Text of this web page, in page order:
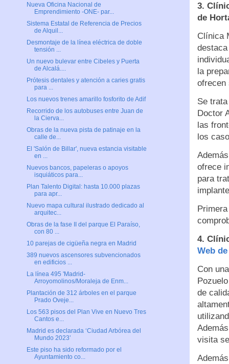
3.
de
Clínica
la
ofrecen
Se
Doctor
las
los
ofrece
para
4.
Web
Con
de
visita
Nueva Oficina Nacional de
Emprendimiento -ONE- par...
Sistema Estatal de Referencia de Precios
de Alquil...
Desmontaje de la línea eléctrica de doble
tensión ...
Un nuevo bulevar entre Cibeles y Puerta
de Alcalá....
Prótesis dentales y atención a caries gratis
para ...
Los nuevos trenes amarillo fosforito de Adif
Recorrido de los autobuses entre Juan de
la Cierva...
Obras de la nueva pista de patinaje en la
calle de...
El 'Salón de Billar', nueva estancia visitable
en ...
Nuevos bancos, papeleras o apoyos
isquiáticos para...
Plan Talento Digital: hasta 10.000 plazas
para apr...
Nuevo mapa cultural ilustrado dedicado al
arquitec...
Obras de la fase II del parque El Paraíso,
con 80 ...
10 parejas de cigüeña negra en Madrid
389 nuevos ascensores subvencionados
en edificios ...
La línea 495 'Madrid-
Arroyomolinos/Moraleja de Enm...
Plantación de 312 árboles en el parque
Prado Oveje...
Los 563 pisos del Plan Vive en Nuevo Tres
Cantos e...
Madrid es declarada ‘Ciudad Arbórea del
Mundo 2023’
Este piso ha sido reformado por el
Ayuntamiento co...